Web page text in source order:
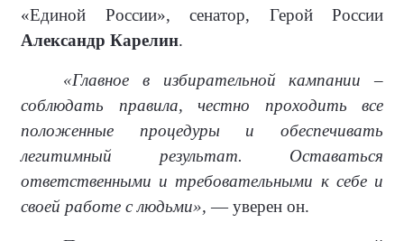
«Единой России», сенатор, Герой России
Александр Карелин.
«Главное в избирательной кампании –
соблюдать правила, честно проходить все
положенные процедуры и обеспечивать
легитимный результат. Оставаться
ответственными и требовательными к себе и
своей работе с людьми», — уверен он.